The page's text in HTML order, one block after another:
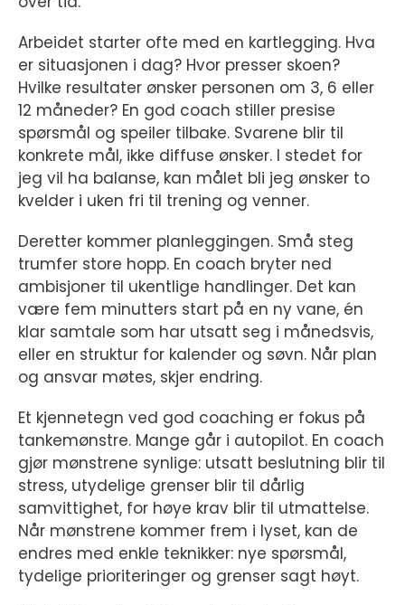
Arbeidet starter ofte med en kartlegging. Hva
er situasjonen i dag? Hvor presser skoen?
Hvilke resultater ønsker personen om 3, 6 eller
12 måneder? En god coach stiller presise
spørsmål og speiler tilbake. Svarene blir til
konkrete mål, ikke diffuse ønsker. I stedet for
jeg vil ha balanse, kan målet bli jeg ønsker to
kvelder i uken fri til trening og venner.
Deretter kommer planleggingen. Små steg
trumfer store hopp. En coach bryter ned
ambisjoner til ukentlige handlinger. Det kan
være fem minutters start på en ny vane, én
klar samtale som har utsatt seg i månedsvis,
eller en struktur for kalender og søvn. Når plan
og ansvar møtes, skjer endring.
Et kjennetegn ved god coaching er fokus på
tankemønstre. Mange går i autopilot. En coach
gjør mønstrene synlige: utsatt beslutning blir til
stress, utydelige grenser blir til dårlig
samvittighet, for høye krav blir til utmattelse.
Når mønstrene kommer frem i lyset, kan de
endres med enkle teknikker: nye spørsmål,
tydelige prioriteringer og grenser sagt høyt.